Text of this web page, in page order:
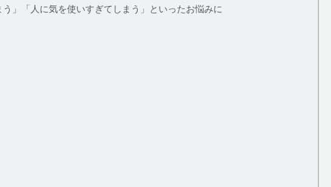
」「人に気を使いすぎてしまう」といったお悩みに